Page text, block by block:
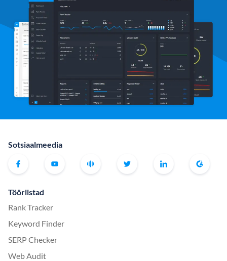
Sotsiaalmeedia
Tööriistad
Rank Tracker
Keyword Finder
SERP Checker
Web Audit